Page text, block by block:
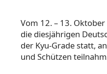
Vom 12. – 13.
die diesjährigen
der Kyu-Grade statt,
und Schützen